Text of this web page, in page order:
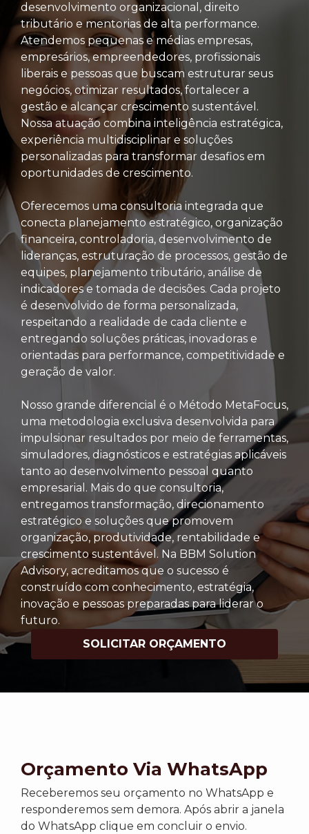
desenvolvimento organizacional, direito
tributário e mentorias de alta performance.
Atendemos pequenas e médias empresas,
empresários, empreendedores, profissionais
liberais e pessoas que buscam estruturar seus
negócios, otimizar resultados, fortalecer a
gestão e alcançar crescimento sustentável.
Nossa atuação combina inteligência estratégica,
experiência multidisciplinar e soluções
personalizadas para transformar desafios em
oportunidades de crescimento.
Oferecemos uma consultoria integrada que
conecta planejamento estratégico, organização
financeira, controladoria, desenvolvimento de
lideranças, estruturação de processos, gestão de
equipes, planejamento tributário, análise de
indicadores e tomada de decisões. Cada projeto
é desenvolvido de forma personalizada,
respeitando a realidade de cada cliente e
entregando soluções práticas, inovadoras e
orientadas para performance, competitividade e
geração de valor.
Nosso grande diferencial é o Método MetaFocus,
uma metodologia exclusiva desenvolvida para
impulsionar resultados por meio de ferramentas,
simuladores, diagnósticos e estratégias aplicáveis
tanto ao desenvolvimento pessoal quanto
empresarial. Mais do que consultoria,
entregamos transformação, direcionamento
estratégico e soluções que promovem
organização, produtividade, rentabilidade e
crescimento sustentável. Na BBM Solution
Advisory, acreditamos que o sucesso é
construído com conhecimento, estratégia,
inovação e pessoas preparadas para liderar o
futuro.
SOLICITAR ORÇAMENTO
Orçamento Via WhatsApp
Receberemos seu orçamento no WhatsApp e
responderemos sem demora. Após abrir a janela
do WhatsApp clique em concluir o envio.